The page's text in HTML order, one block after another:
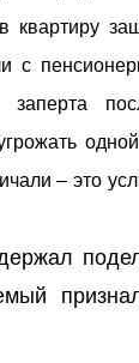
квартиру
с
заперта
одной
– это